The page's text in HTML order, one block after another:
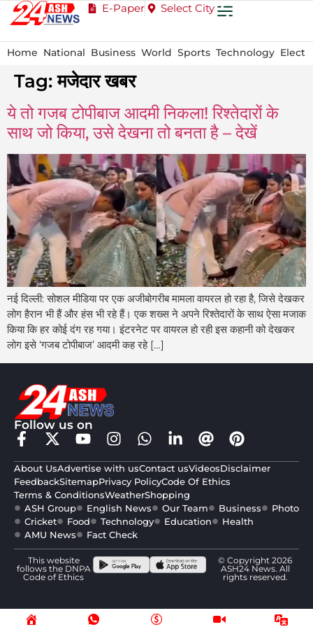
E-Paper Select City
Home National Business World Sports Technology
Tag:मजेदार खबर
ये तो गजब टोपीबाज आदमी निकला! रिश्तेदारों के
साथ जो किया, उसे देखना तो बनता है – देखें
नई दिल्ली: सोशल मीडिया पर एक अजीबोगरीब मामला वायरल हो रहा है, जिसे देखकर
लोग हैरान भी हैं और हंस भी रहे हैं। एक शख्स ने अपने रिश्तेदारों के साथ ऐसा मजाक
किया कि हर कोई दंग रह गया। इंटरनेट पर वायरल हो रही इस कहानी को देखकर
लोग इसे ‘गजब टोपीबाज’ आदमी कह रहे […]
Follow us on
About UsAdvertise with usContact usVideosDisclaimer
FeedbackSitemapPrivacy PolicyCode Of Ethics
Terms & ConditionsWeatherShopping
ASH Group
English News Our Team Business
Photo
Cricket
Food Technology Education
Health
AMU News
Fact Check
This website
follows the DNPA
Code of Ethics
© Copyright 2026
ASH24 News. All
rights reserved.